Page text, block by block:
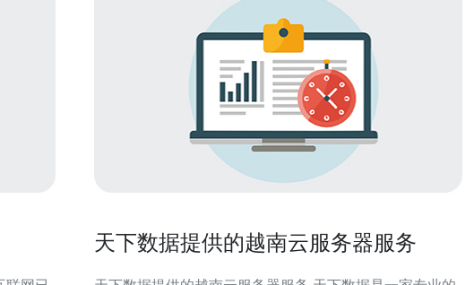
天下数据提供的越南云服务器服务